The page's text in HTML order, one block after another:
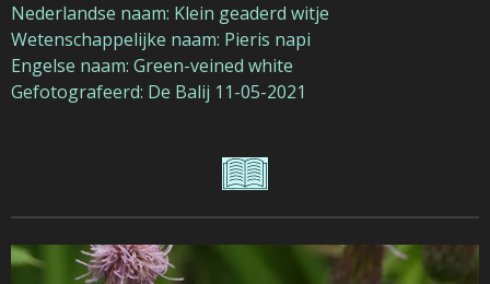
Nederlandse naam: Klein geaderd witje
Wetenschappelijke naam: Pieris napi
Engelse naam: Green-veined white
Gefotografeerd: De Balij 11-05-2021